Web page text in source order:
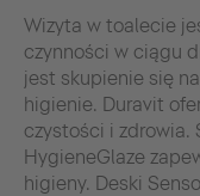
Wizyta w toalecie
czynności w ciągu
jest skupienie się
higienie. Duravit
czystości i zdrowia.
HygieneGlaze
higieny. Deski